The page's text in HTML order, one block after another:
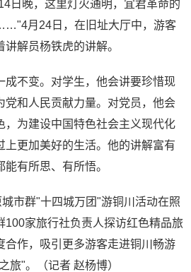
日晚，这里灯火通明，宜君革命的
月24日，在旧址大厅中，游客
解员杨铁虎的讲解。
成不变。对学生，他会讲要珍惜现
党和人民贡献力量。对党员，他会
，为建设中国特色社会主义现代化
上更加美好的生活。他的讲解富有
有所思、有所悟。
市群"十四城万团"游铜川活动在照
100家旅行社负责人探访红色精品旅
合作，吸引更多游客走进铜川畅游
旅"。（记者 赵杨博）